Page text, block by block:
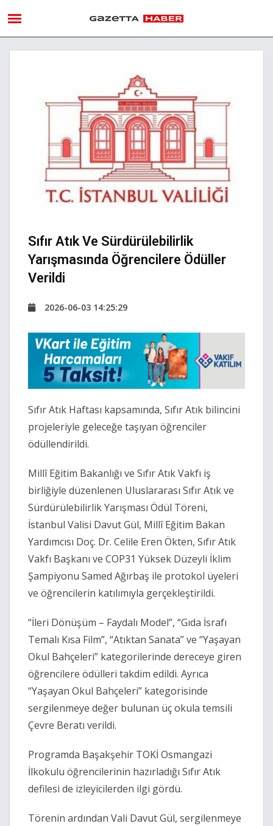
Sıfır Atık Ve Sürdürülebilirlik
Yarışmasında Öğrencilere Ödüller
Verildi
2026-06-03 14:25:29
Sıfır Atık Haftası kapsamında, Sıfır Atık bilincini
projeleriyle geleceğe taşıyan öğrenciler
ödüllendirildi.
Millî Eğitim Bakanlığı ve Sıfır Atık Vakfı iş
birliğiyle düzenlenen Uluslararası Sıfır Atık ve
Sürdürülebilirlik Yarışması Ödül Töreni,
İstanbul Valisi Davut Gül, Millî Eğitim Bakan
Yardımcısı Doç. Dr. Celile Eren Ökten, Sıfır Atık
Vakfı Başkanı ve COP31 Yüksek Düzeyli İklim
Şampiyonu Samed Ağırbaş ile protokol üyeleri
ve öğrencilerin katılımıyla gerçekleştirildi.
“İleri Dönüşüm – Faydalı Model”, “Gıda İsrafı
Temalı Kısa Film”, “Atıktan Sanata” ve “Yaşayan
Okul Bahçeleri” kategorilerinde dereceye giren
öğrencilere ödülleri takdim edildi. Ayrıca
“Yaşayan Okul Bahçeleri” kategorisinde
sergilenmeye değer bulunan üç okula temsili
Çevre Beratı verildi.
Programda Başakşehir TOKİ Osmangazi
İlkokulu öğrencilerinin hazırladığı Sıfır Atık
defilesi de izleyicilerden ilgi gördü.
Törenin ardından Vali Davut Gül, sergilenmeye